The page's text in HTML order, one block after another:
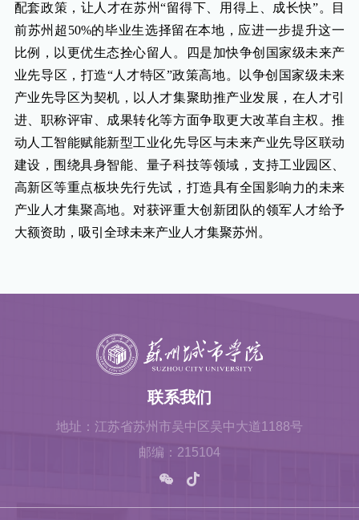
配套政策，让人才在苏州“留得下、用得上、成长快”。目
前苏州超50%的毕业生选择留在本地，应进一步提升这一
比例，以更优生态拴心留人。四是加快争创国家级未来产
业先导区，打造“人才特区”政策高地。以争创国家级未来
产业先导区为契机，以人才集聚助推产业发展，在人才引
进、职称评审、成果转化等方面争取更大改革自主权。推
动人工智能赋能新型工业化先导区与未来产业先导区联动
建设，围绕具身智能、量子科技等领域，支持工业园区、
高新区等重点板块先行先试，打造具有全国影响力的未来
产业人才集聚高地。对获评重大创新团队的领军人才给予
大额资助，吸引全球未来产业人才集聚苏州。
联系我们
地址：江苏省苏州市吴中区吴中大道1188号
邮编：215104